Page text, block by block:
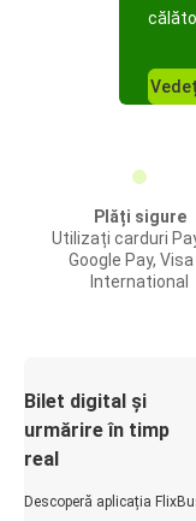
Plăți sigure
Utilizați carduri
Google Pay,
International
Bilet digital și
urmărire în timp
real
Descoperă aplicația